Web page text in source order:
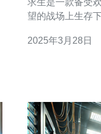
求生是一款备受
望的战场上生存
文将带您进入这个充
2025年3月28日